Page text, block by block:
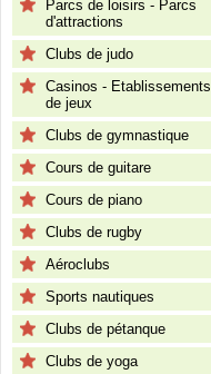
Parcs de loisirs - Parcs
d'attractions
Clubs de judo
Casinos - Etablissements
de jeux
Clubs de gymnastique
Cours de guitare
Cours de piano
Clubs de rugby
Aéroclubs
Sports nautiques
Clubs de pétanque
Clubs de yoga